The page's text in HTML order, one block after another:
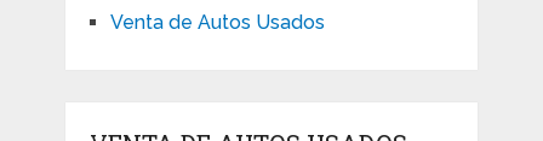
Venta de Autos Usados